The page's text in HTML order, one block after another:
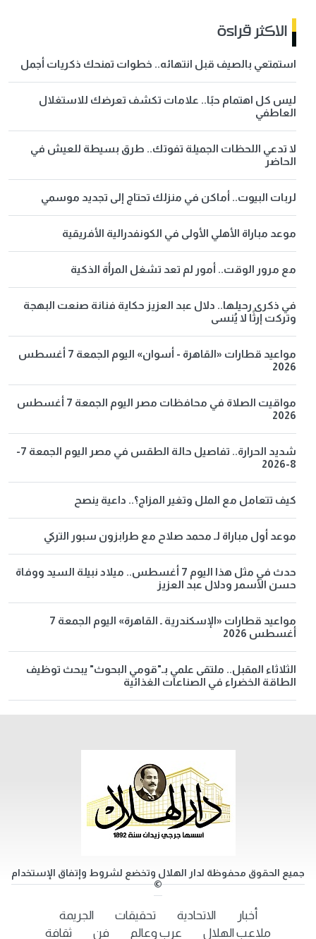
الاكثر قراءة
استمتعي بالصيف قبل انتهائه.. خطوات تمنحك ذكريات أجمل
ليس كل اهتمام حبًا.. علامات تكشف تعرضك للاستغلال
العاطفي
لا تدعي اللحظات الجميلة تفوتك.. طرق بسيطة للعيش في
الحاضر
لربات البيوت.. أماكن في منزلك تحتاج إلى تجديد موسمي
موعد مباراة الأهلي الأولى في الكونفدرالية الأفريقية
مع مرور الوقت.. أمور لم تعد تشغل المرأة الذكية
في ذكرى رحيلها.. دلال عبد العزيز حكاية فنانة صنعت البهجة
وتركت إرثًا لا يُنسى
مواعيد قطارات «القاهرة - أسوان» اليوم الجمعة 7 أغسطس
2026
مواقيت الصلاة في محافظات مصر اليوم الجمعة 7 أغسطس
2026
شديد الحرارة.. تفاصيل حالة الطقس في مصر اليوم الجمعة 7-
8-2026
كيف تتعامل مع الملل وتغير المزاج؟.. داعية ينصح
موعد أول مباراة لـ محمد صلاح مع طرابزون سبور التركي
حدث في مثل هذا اليوم 7 أغسطس.. ميلاد نبيلة السيد ووفاة
حسن الأسمر ودلال عبد العزيز
مواعيد قطارات «الإسكندرية ـ القاهرة» اليوم الجمعة 7
أغسطس 2026
الثلاثاء المقبل.. ملتقى علمي بـ"قومي البحوث" يبحث توظيف
الطاقة الخضراء في الصناعات الغذائية
جميع الحقوق محفوظة لدار الهلال وتخضع لشروط وإتفاق الإستخدام
©
أخبار الاتحادية تحقيقات
الجريمة
ملاعب الهلال
عرب وعالم فن ثقافة